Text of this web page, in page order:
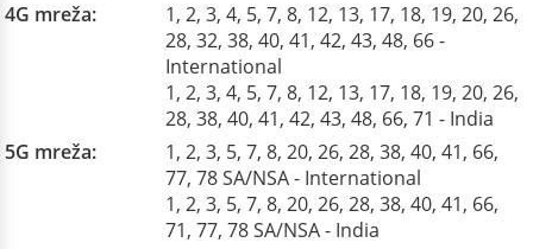
4G mreža:
1, 2, 3, 4, 5, 7, 8, 12, 13, 17, 18, 19, 20, 26,
28, 32, 38, 40, 41, 42, 43, 48, 66 -
International
1, 2, 3, 4, 5, 7, 8, 12, 13, 17, 18, 19, 20, 26,
28, 38, 40, 41, 42, 43, 48, 66, 71 - India
5G mreža:
1, 2, 3, 5, 7, 8, 20, 26, 28, 38, 40, 41, 66,
77, 78 SA/NSA - International
1, 2, 3, 5, 7, 8, 20, 26, 28, 38, 40, 41, 66,
71, 77, 78 SA/NSA - India